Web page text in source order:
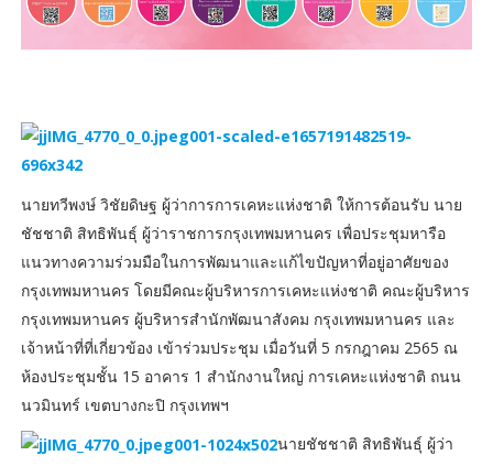
นายทวีพงษ์ วิชัยดิษฐ ผู้ว่าการการเคหะแห่งชาติ ให้การต้อนรับ นาย
ชัชชาติ สิทธิพันธุ์ ผู้ว่าราชการกรุงเทพมหานคร เพื่อประชุมหารือ
แนวทางความร่วมมือในการพัฒนาและแก้ไขปัญหาที่อยู่อาศัยของ
กรุงเทพมหานคร โดยมีคณะผู้บริหารการเคหะแห่งชาติ คณะผู้บริหาร
กรุงเทพมหานคร ผู้บริหารสำนักพัฒนาสังคม กรุงเทพมหานคร และ
เจ้าหน้าที่ที่เกี่ยวข้อง เข้าร่วมประชุม เมื่อวันที่ 5 กรกฎาคม 2565 ณ
ห้องประชุมชั้น 15 อาคาร 1 สำนักงานใหญ่ การเคหะแห่งชาติ ถนน
นวมินทร์ เขตบางกะปิ กรุงเทพฯ
นายชัชชาติ สิทธิพันธุ์ ผู้ว่า